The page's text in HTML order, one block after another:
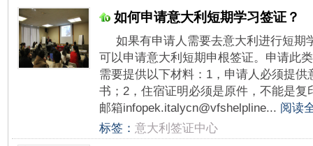
如何申请意大利短期学习签证？
如果有申请人需要去意大利进行短期
可以申请意大利短期申根签证。申请此
需要提供以下材料：1，申请人必须提
书；2，住宿证明必须是原件，不能是
邮箱infopek.italycn@vfshelpline... 阅读
标签： 意大利签证中心